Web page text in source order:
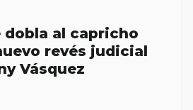
dobla al capricho
revés judicial
Vásquez